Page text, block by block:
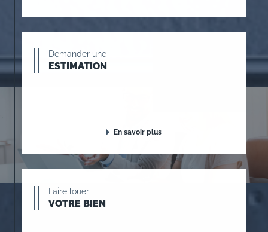
Demander une
ESTIMATION
En savoir plus
Faire louer
VOTRE BIEN